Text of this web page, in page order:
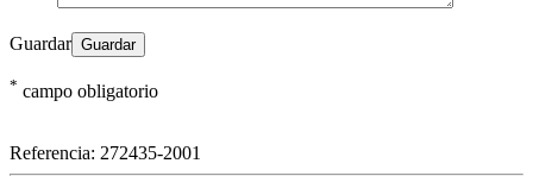
Guardar
* campo obligatorio
Referencia: 272435-2001